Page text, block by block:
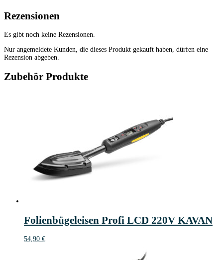
Rezensionen
Es gibt noch keine Rezensionen.
Nur angemeldete Kunden, die dieses Produkt gekauft haben, dürfen eine
Rezension abgeben.
Zubehör Produkte
Folienbügeleisen Profi LCD 220V KAVAN
54,90 €